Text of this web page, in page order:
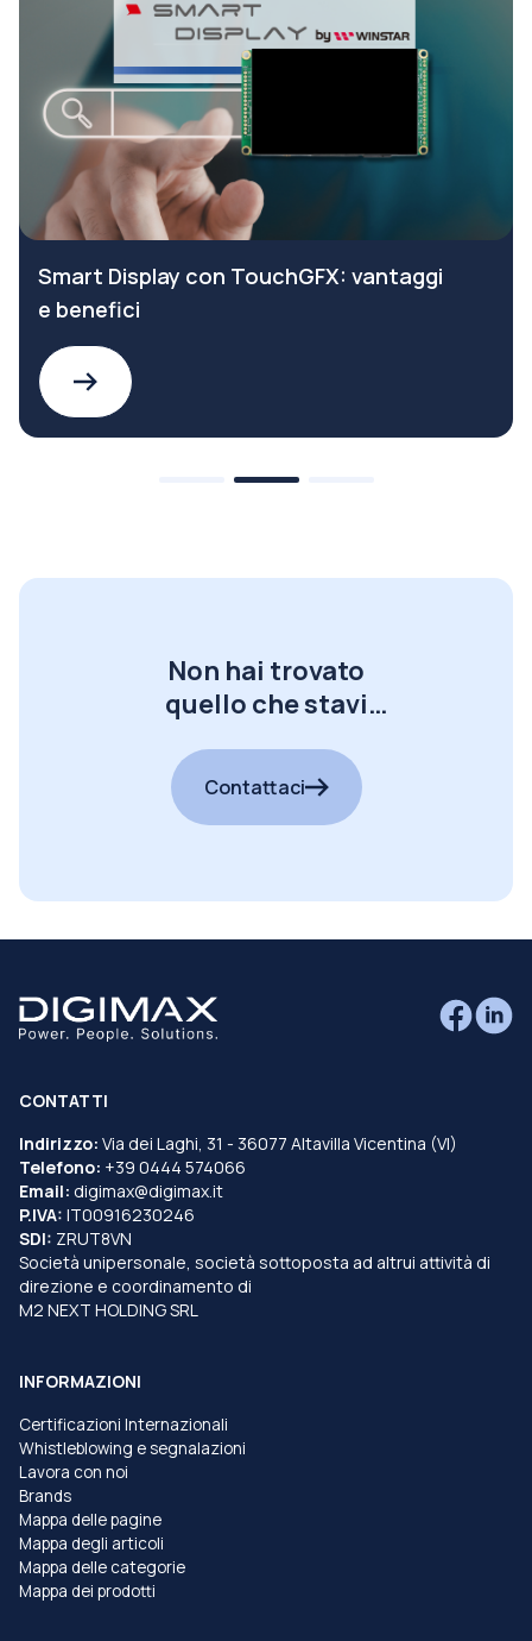
Smart Display con TouchGFX: vantaggi
e benefici
Non hai trovato
quello che stavi
Contattaci
CONTATTI
Indirizzo: Via dei Laghi, 31 - 36077 Altavilla Vicentina (VI)
Telefono: +39 0444 574066
Email: digimax@digimax.it
P.IVA: IT00916230246
SDI: ZRUT8VN
Società unipersonale, società sottoposta ad altrui attività di
direzione e coordinamento di
M2 NEXT HOLDING SRL
INFORMAZIONI
Certificazioni Internazionali
Whistleblowing e segnalazioni
Lavora con noi
Brands
Mappa delle pagine
Mappa degli articoli
Mappa delle categorie
Mappa dei prodotti